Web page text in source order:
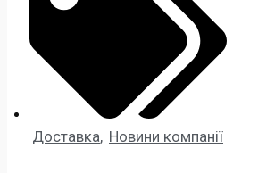
Доставка, Новини компанії